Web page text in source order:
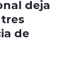
deja
de